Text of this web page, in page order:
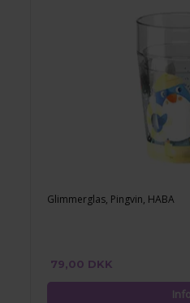
Glimmerglas, Pingvin, HABA
79,00 DKK